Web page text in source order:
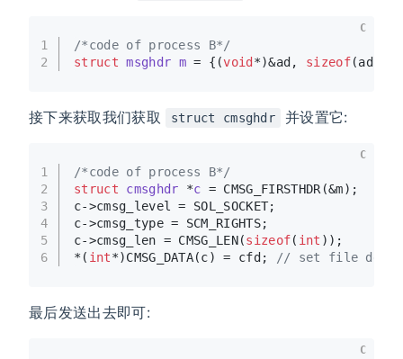
1
2
/*code of process B*/
struct msghdr m = {(void *)&ad, sizeof(ad),
C
接下来获取我们获取 struct cmsghdr 并设置它:
1
2
3
4
5
6
/*code of process B*/
struct
cmsghdr *c = CMSG_FIRSTHDR(&m);
c->cmsg_level = SOL_SOCKET;
c->cmsg_type = SCM_RIGHTS;
c->cmsg_len = CMSG_LEN(sizeof( int ));
*( int*)CMSG_DATA(c) = cfd; // set file
C
最后发送出去即可:
C